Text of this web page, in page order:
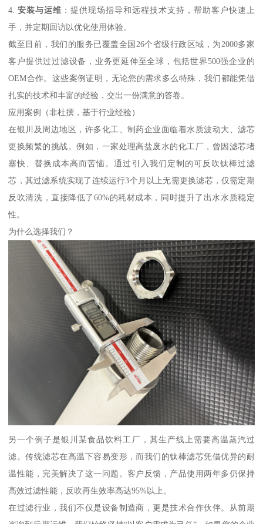
4.安装与运维 ：提供现场指导和远程技术支持，帮助客户快速上
手，并定期回访以优化使用体验。
截至目前，我们的服务已覆盖全国26个省级行政区域，为2000多家
客户提供过过滤设备，业务更延伸至全球，包括世界500强企业的
OEM合作。这些案例证明，无论您的需求多么特殊，我们都能凭借
扎实的技术和丰富的经验，交出一份满意的答卷。
应用案例（非杜撰，基于行业经验）
在银川及周边地区，许多化工、制药企业面临着水质波动大、滤芯
更换频繁的挑战。例如，一家处理高盐废水的化工厂，曾因滤芯堵
塞快、替换成本高而苦恼。通过引入我们定制的可反吹钛棒过滤
芯，其过滤系统实现了连续运行3个月以上无需更换滤芯，仅需定期
反吹清洗，直接降低了60%的耗材成本，同时提升了出水水质稳定
性。
为什么选择我们？
另一个例子是银川某食品饮料工厂，其生产线上需要高温蒸汽过
滤。传统滤芯在高温下容易变形，而我们的钛棒滤芯凭借优异的耐
温性能，完美解决了这一问题。客户反馈，产品使用两年多仍保持
高效过滤性能，反吹再生效率高达95%以上。
在过滤行业，我们不仅是设备制造商，更是技术合作伙伴。从前期